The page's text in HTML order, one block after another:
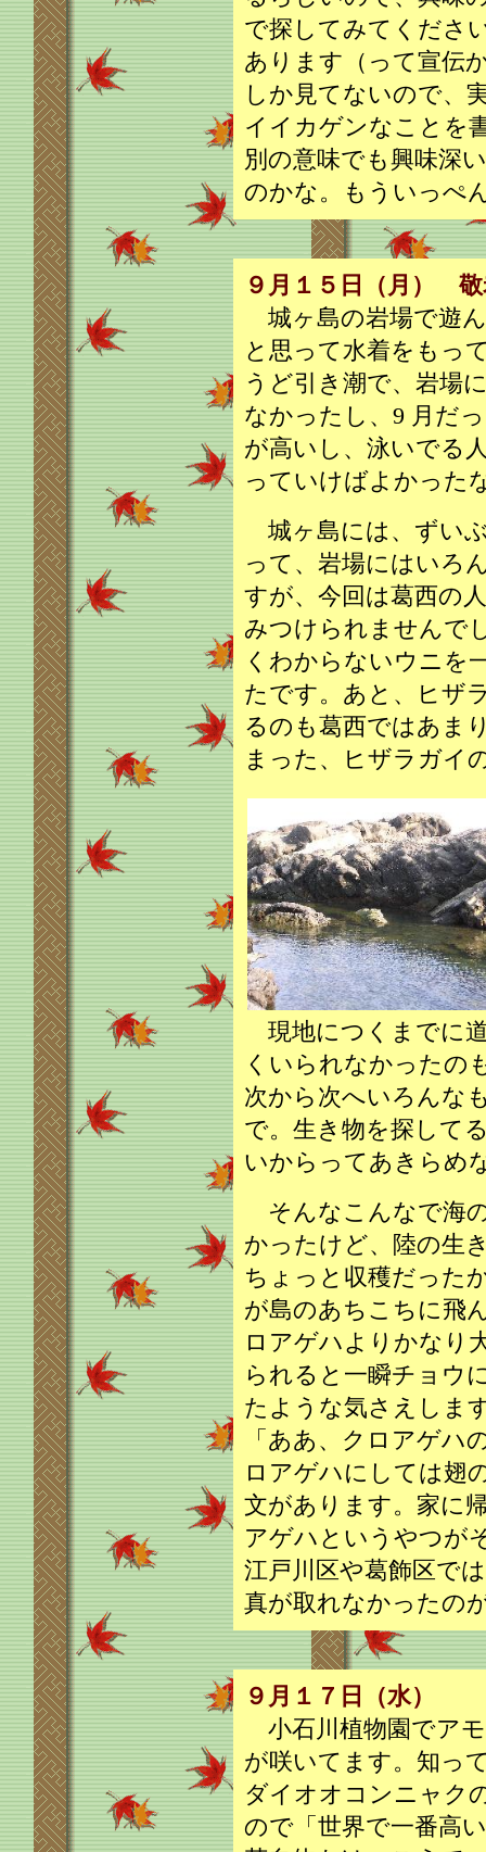
で探してみてくださ
あります（って宣伝
しか見てないので、
イイカゲンなことを
別の意味でも興味深
のかな。もういっぺ
９月１５日（月）
城ヶ島の岩場で遊
と思って水着をもっ
うど引き潮で、岩場
なかったし、9 月だ
が高いし、泳いでる
っていけばよかった
城ヶ島には、ずい
って、岩場にはいろ
すが、今回は葛西の
みつけられませんで
くわからないウニを
たです。あと、ヒザ
るのも葛西ではあま
まった、ヒザラガイ
現地につくまでに
くいられなかったの
次から次へいろんな
で。生き物を探して
いからってあきらめ
そんなこんなで海
かったけど、陸の生
ちょっと収穫だった
が島のあちこちに飛
ロアゲハよりかなり
られると一瞬チョウ
たような気さえしま
「ああ、クロアゲハ
ロアゲハにしては翅
文があります。家に
アゲハというやつが
江戸川区や葛飾区で
真が取れなかったの
９月１７日（水）
小石川植物園でア
が咲いてます。知っ
ダイオオコンニャク
ので「世界で一番高